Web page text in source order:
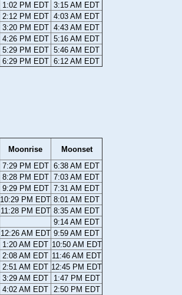
1:02 PM EDT 3:15 AM EDT
2:12 PM EDT 4:03 AM EDT
3:20 PM EDT 4:43 AM EDT
4:26 PM EDT 5:16 AM EDT
5:29 PM EDT 5:46 AM EDT
6:29 PM EDT 6:12 AM EDT
Moonrise
Moonset
7:29 PM EDT 6:38 AM EDT
8:28 PM EDT 7:03 AM EDT
9:29 PM EDT 7:31 AM EDT
10:29 PM EDT 8:01 AM EDT
11:28 PM EDT 8:35 AM EDT
9:14 AM EDT
12:26 AM EDT 9:59 AM EDT
1:20 AM EDT 10:50 AM EDT
2:08 AM EDT 11:46 AM EDT
2:51 AM EDT 12:45 PM EDT
3:29 AM EDT
1:47 PM EDT
4:02 AM EDT
2:50 PM EDT